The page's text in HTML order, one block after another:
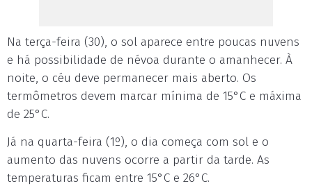
Na terça-feira (30), o sol aparece entre poucas nuvens
e há possibilidade de névoa durante o amanhecer. À
noite, o céu deve permanecer mais aberto. Os
termômetros devem marcar mínima de 15°C e máxima
de 25°C.
Já na quarta-feira (1º), o dia começa com sol e o
aumento das nuvens ocorre a partir da tarde. As
temperaturas ficam entre 15°C e 26°C.